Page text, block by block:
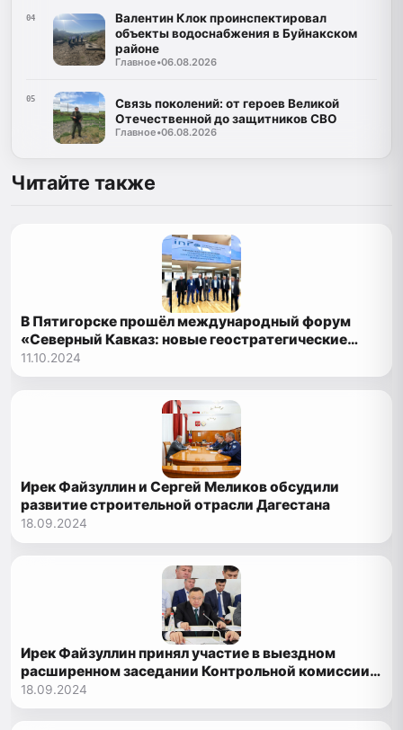
04
Валентин Клок проинспектировал
объекты водоснабжения в Буйнакском
районе
Главное•06.08.2026
05
Связь поколений: от героев Великой
Отечественной до защитников СВО
Главное•06.08.2026
Читайте также
В Пятигорске прошёл международный форум
«Северный Кавказ: новые геостратегические
возможности»
11.10.2024
Ирек Файзуллин и Сергей Меликов обсудили
развитие строительной отрасли Дагестана
18.09.2024
Ирек Файзуллин принял участие в выездном
расширенном заседании Контрольной комиссии
Казначейства России в Республике Дагестан
18.09.2024